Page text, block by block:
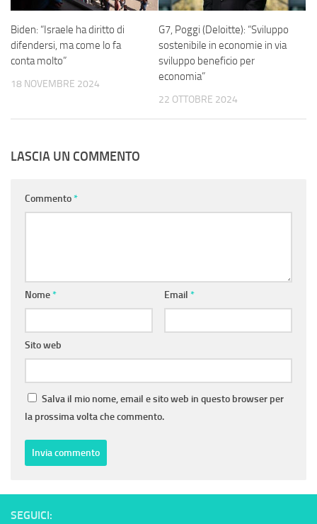
Biden: “Israele ha diritto di
difendersi, ma come lo fa
conta molto”
18 NOVEMBRE 2024
G7, Poggi (Deloitte): “Sviluppo
sostenibile in economie in via
sviluppo beneficio per
economia”
22 OTTOBRE 2024
LASCIA UN COMMENTO
Commento*
Nome* Email *
Sito web
Salva il mio nome, email e sito web in questo browser per
la prossima volta che commento.
SEGUICI: